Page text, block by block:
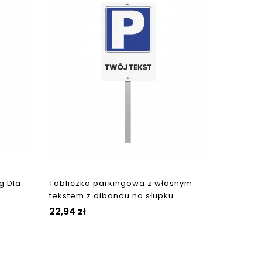
Dla
Tabliczka parkingowa z własnym
tekstem z dibondu na słupku
22,94 zł